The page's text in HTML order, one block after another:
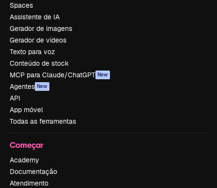
Spaces
Assistente de IA
Gerador de imagens
Gerador de vídeos
Texto para voz
Conteúdo de stock
MCP para Claude/ChatGPT New
Agentes New
API
App móvel
Todas as ferramentas
Começar
Academy
Documentação
Atendimento